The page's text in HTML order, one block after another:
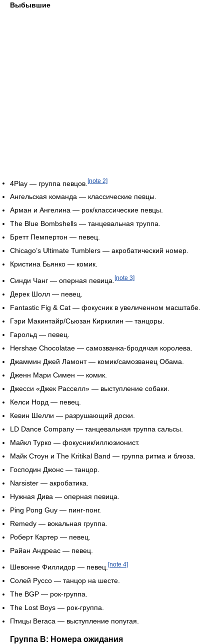
Выбывшие
4Play — группа певцов. [note 2]
Ангельская команда — классические певцы.
Арман и Ангелина — рок/классические певцы.
The Blue Bombshells — танцевальная труппа.
Бретт Пемпертон — певец.
Chicago’s Ultimate Tumblers — акробатический номер.
Кристина Бьянко — комик.
Синди Чанг — оперная певица. [note 3]
Дерек Шолл — певец.
Fantastic Fig & Cat — фокусник в увеличенном масштабе.
Гэри Макинтайр/Сьюзан Киркилин — танцоры.
Гарольд — певец.
Hershae Chocolatae — самозванка-бродячая королева.
Джаммин Джей Ламонт — комик/самозванец Обама.
Дженн Мари Симен — комик.
Джесси «Джек Расселл» — выступление собаки.
Келси Норд — певец.
Кевин Шелли — разрушающий доски.
LD Dance Company — танцевальная труппа сальсы.
Майкл Турко — фокусник/иллюзионист.
Майк Стоун и The Kritikal Band — группа ритма и блюза.
Господин Джонс — танцор.
Narsister — акробатика.
Нужная Дива — оперная певица.
Ping Pong Guy — пинг-понг.
Remedy — вокальная группа.
Роберт Картер — певец.
Райан Андреас — певец.
Шевонне Филлидор — певец. [note 4]
Солей Руссо — танцор на шесте.
The BGP — рок-группа.
The Lost Boys — рок-группа.
Птицы Вегаса — выступление попугая.
Группа B: Номера ожидания